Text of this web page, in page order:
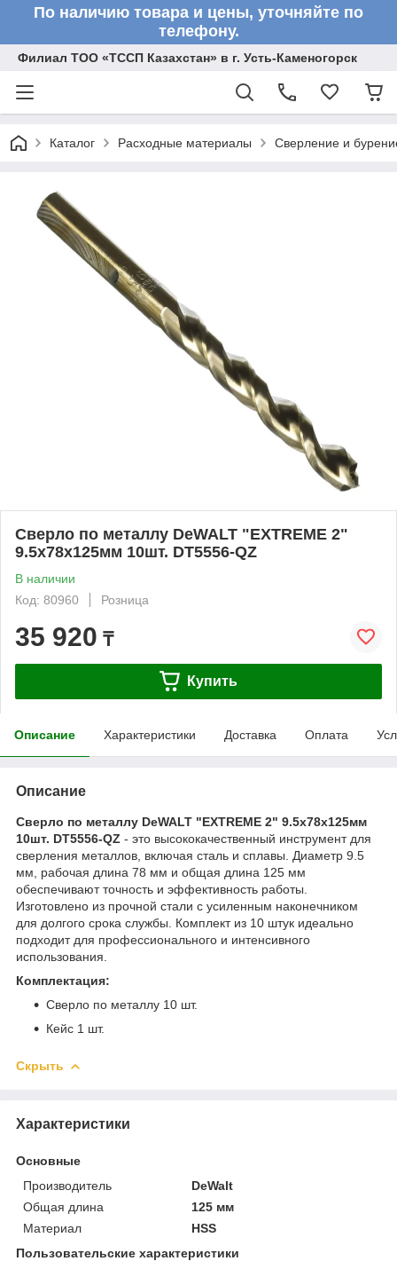
По наличию товара и цены, уточняйте по
телефону.
Филиал ТОО «ТССП Казахстан» в г. Усть-Каменогорск
Каталог Расходные материалы Сверление и
Сверло по металлу DeWALT "EXTREME 2"
9.5х78х125мм 10шт. DT5556-QZ
В наличии
Код: 80960
Розница
35 920 ₸
Купить
Описание Характеристики Доставка Оплата
Описание
Сверло по металлу DeWALT "EXTREME 2" 9.5х78х125мм
10шт. DT5556-QZ - это высококачественный инструмент для
сверления металлов, включая сталь и сплавы. Диаметр 9.5
мм, рабочая длина 78 мм и общая длина 125 мм
обеспечивают точность и эффективность работы.
Изготовлено из прочной стали с усиленным наконечником
для долгого срока службы. Комплект из 10 штук идеально
подходит для профессионального и интенсивного
использования.
Комплектация:
Сверло по металлу 10 шт.
Кейс 1 шт.
Скрыть
Характеристики
Основные
Производитель
DeWalt
Общая длина
125 мм
Материал
HSS
Пользовательские характеристики